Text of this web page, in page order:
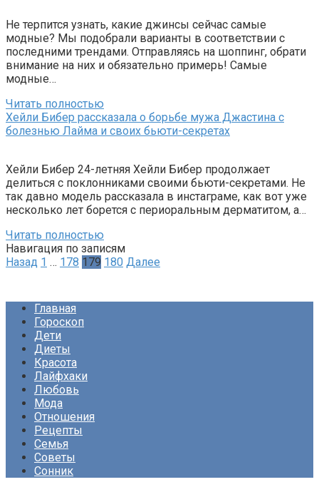
Не терпится узнать, какие джинсы сейчас самые
модные? Мы подобрали варианты в соответствии с
последними трендами. Отправляясь на шоппинг, обрати
внимание на них и обязательно примерь! Самые
модные…
Читать полностью
Хейли Бибер рассказала о борьбе мужа Джастина с
болезнью Лайма и своих бьюти-секретах
Хейли Бибер 24-летняя Хейли Бибер продолжает
делиться с поклонниками своими бьюти-секретами. Не
так давно модель рассказала в инстаграме, как вот уже
несколько лет борется с периоральным дерматитом, а…
Читать полностью
Навигация по записям
Назад 1 … 178 179 180 Далее
Главная
Гороскоп
Дети
Диеты
Красота
Лайфхаки
Любовь
Мода
Отношения
Рецепты
Семья
Советы
Сонник